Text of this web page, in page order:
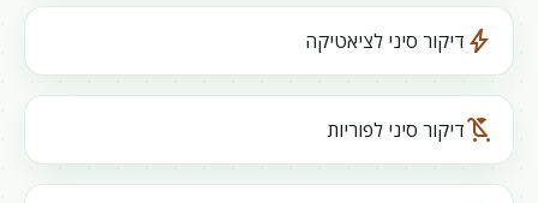
bolt דיקור סיני לציאטיקה
child_friendlyדיקור סיני לפוריות